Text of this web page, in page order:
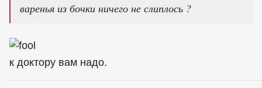
варенья из бочки ничего не слиплось ?
к доктору вам надо.